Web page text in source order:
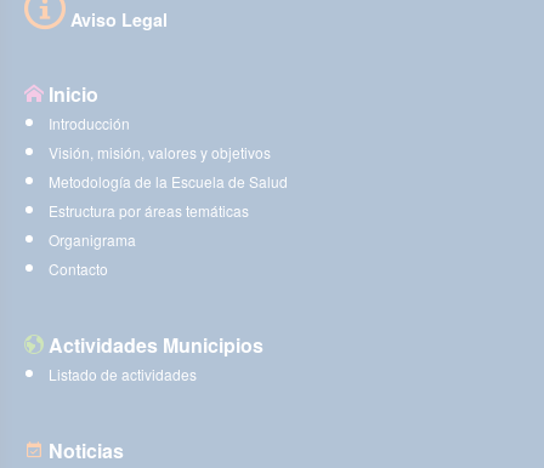
Aviso Legal
Inicio
Introducción
Visión, misión, valores y objetivos
Metodología de la Escuela de Salud
Estructura por áreas temáticas
Organigrama
Contacto
Actividades Municipios
Listado de actividades
Noticias